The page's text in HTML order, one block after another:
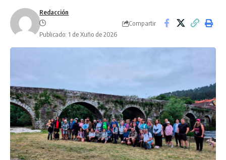
Redacción
Publicado: 1 de Xuño de 2026
Compartir